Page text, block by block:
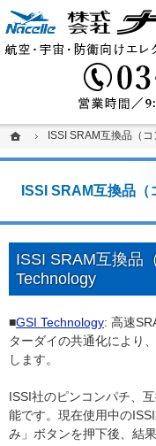
ホームISSI SRAM互換品（
ISSI SRAM互換品
搭載用VPXボード/システム
カスタム可能な堅牢パソコン、デ
ISSI SRAM互換品
Technology
■GSI Technology: 高速
ターダイの共通化により
します。
ISSI社のピンコンパチ、
能です。現在使用中の
み」ボタンを押下後、結
ホームISSI SRAM互換品（